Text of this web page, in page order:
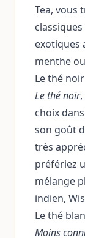
Tea, vous
exotiques
menthe
Le thé noir
Le thé noir
choix
son goût
très
préfériez
mélange
indien,
Le thé
Moins